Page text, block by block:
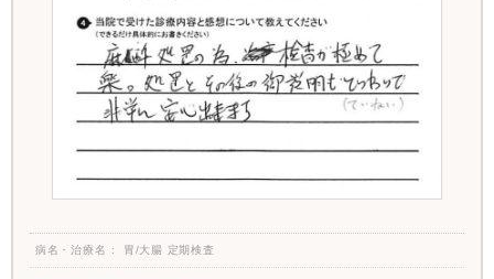
病名・治療名 胃/大腸 定期検査